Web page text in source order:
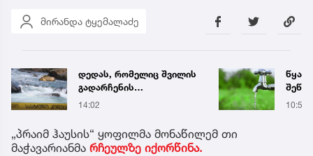
მირანდა ტყემალაძე
წყალი 23 საათამდე
შეწყდება - GWP
აბონენტებს
10:58 13:14
„პრაიმ ჰაუსის“ ყოფილმა მონაწილემ თი
მაჭავარიანმა რჩეულზე იქორწინა.